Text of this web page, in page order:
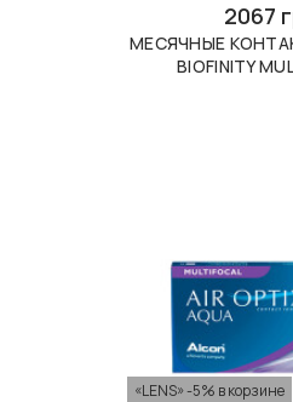
2067
МЕСЯЧНЫЕ
BIOFINITY
«LENS» -5% в корзине